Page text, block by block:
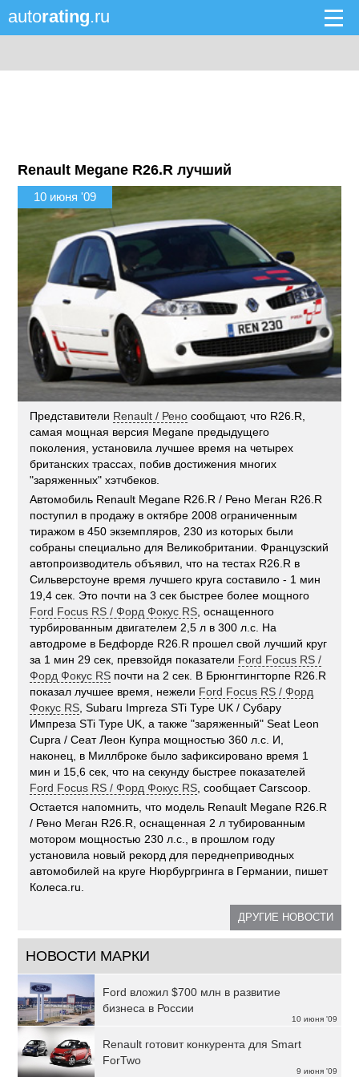
autorating.ru
Renault Megane R26.R лучший
10 июня '09
Представители Renault / Рено сообщают, что R26.R,
самая мощная версия Megane предыдущего
поколения, установила лучшее время на четырех
британских трассах, побив достижения многих
"заряженных" хэтчбеков.
Автомобиль Renault Megane R26.R / Рено Меган R26.R
поступил в продажу в октябре 2008 ограниченным
тиражом в 450 экземпляров, 230 из которых были
собраны специально для Великобритании. Французский
автопроизводитель объявил, что на тестах R26.R в
Сильверстоуне время лучшего круга составило - 1 мин
19,4 сек. Это почти на 3 сек быстрее более мощного
Ford Focus RS / Форд Фокус RS , оснащенного
турбированным двигателем 2,5 л в 300 л.с. На
автодроме в Бедфорде R26.R прошел свой лучший круг
за 1 мин 29 сек, превзойдя показатели Ford Focus RS /
Форд Фокус RS почти на 2 сек. В Брюнгтингторпе R26.R
показал лучшее время, нежели Ford Focus RS / Форд
Фокус RS , Subaru Impreza STi Type UK / Субару
Импреза STi Type UK, а также "заряженный" Seat Leon
Cupra / Сеат Леон Купра мощностью 360 л.с. И,
наконец, в Миллброке было зафиксировано время 1
мин и 15,6 сек, что на секунду быстрее показателей
Ford Focus RS / Форд Фокус RS , сообщает Carscoop.
Остается напомнить, что модель Renault Megane R26.R
/ Рено Меган R26.R, оснащенная 2 л тубированным
мотором мощностью 230 л.с., в прошлом году
установила новый рекорд для переднеприводных
автомобилей на круге Нюрбургринга в Германии, пишет
Колеса.ru.
ДРУГИЕ НОВОСТИ
НОВОСТИ МАРКИ
10 июня '09
Ford вложил $700 млн в развитие
бизнеса в России
9 июня '09
Renault готовит конкурента для Smart
ForTwo